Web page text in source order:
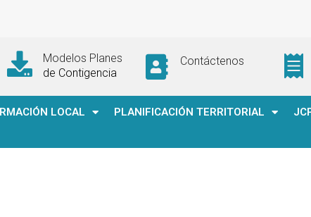
Modelos Planes
de Contigencia
Contáctenos
LOCAL PLANIFICACIÓN TERRITORIAL